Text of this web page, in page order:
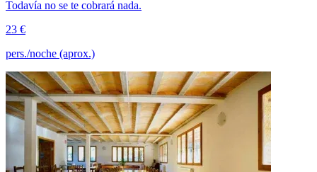
Todavía no se te cobrará nada.
23 €
pers./noche (aprox.)